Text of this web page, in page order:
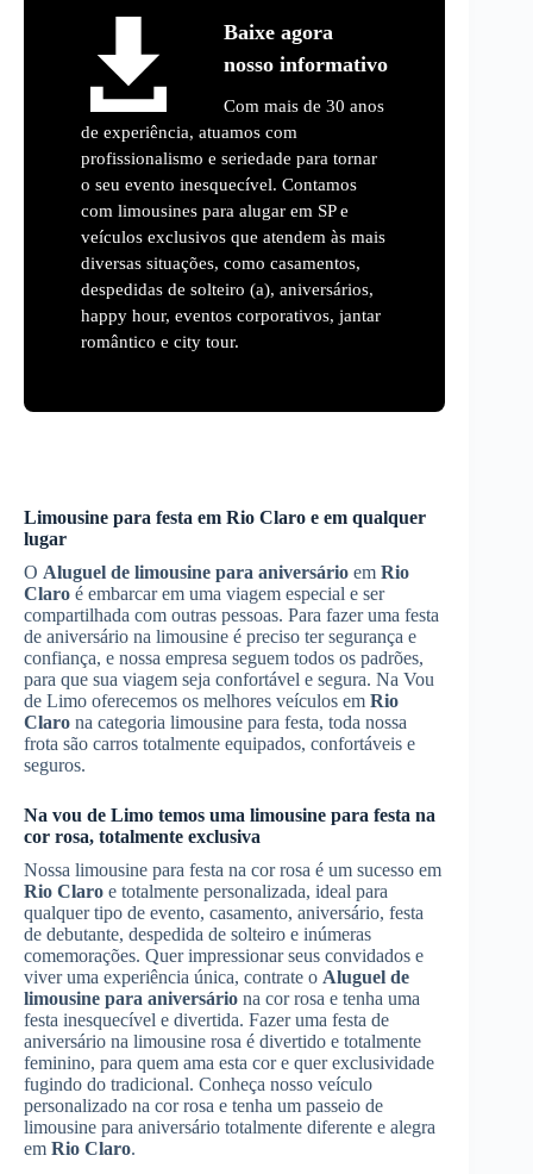
Baixe agora
nosso informativo
Com mais de 30 anos
de experiência, atuamos com
profissionalismo e seriedade para tornar
o seu evento inesquecível. Contamos
com limousines para alugar em SP e
veículos exclusivos que atendem às mais
diversas situações, como casamentos,
despedidas de solteiro (a), aniversários,
happy hour, eventos corporativos, jantar
romântico e city tour.
Limousine para festa em Rio Claro e em qualquer
lugar
O Aluguel de limousine para aniversário em Rio
Claro é embarcar em uma viagem especial e ser
compartilhada com outras pessoas. Para fazer uma festa
de aniversário na limousine é preciso ter segurança e
confiança, e nossa empresa seguem todos os padrões,
para que sua viagem seja confortável e segura. Na Vou
de Limo oferecemos os melhores veículos em Rio
Claro na categoria limousine para festa, toda nossa
frota são carros totalmente equipados, confortáveis e
seguros.
Na vou de Limo temos uma limousine para festa na
cor rosa, totalmente exclusiva
Nossa limousine para festa na cor rosa é um sucesso em
Rio Claro e totalmente personalizada, ideal para
qualquer tipo de evento, casamento, aniversário, festa
de debutante, despedida de solteiro e inúmeras
comemorações. Quer impressionar seus convidados e
viver uma experiência única, contrate o Aluguel de
limousine para aniversário na cor rosa e tenha uma
festa inesquecível e divertida. Fazer uma festa de
aniversário na limousine rosa é divertido e totalmente
feminino, para quem ama esta cor e quer exclusividade
fugindo do tradicional. Conheça nosso veículo
personalizado na cor rosa e tenha um passeio de
limousine para aniversário totalmente diferente e alegra
em Rio Claro.